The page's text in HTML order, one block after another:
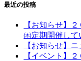
最近の投稿
【お知らせ】
㈭定期開催して
【お知らせ】
【イベント】